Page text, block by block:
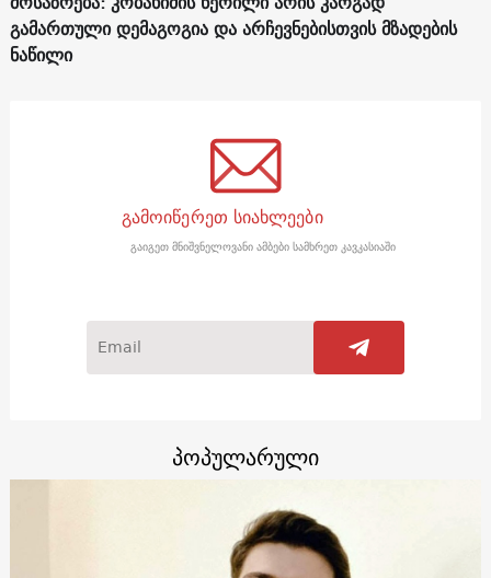
გამართული დემაგოგია და არჩევნებისთვის მზადების
ნაწილი
გამოიწერეთ სიახლეები
გაიგეთ მნიშვნელოვანი ამბები სამხრეთ კავკასიაში
პოპულარული